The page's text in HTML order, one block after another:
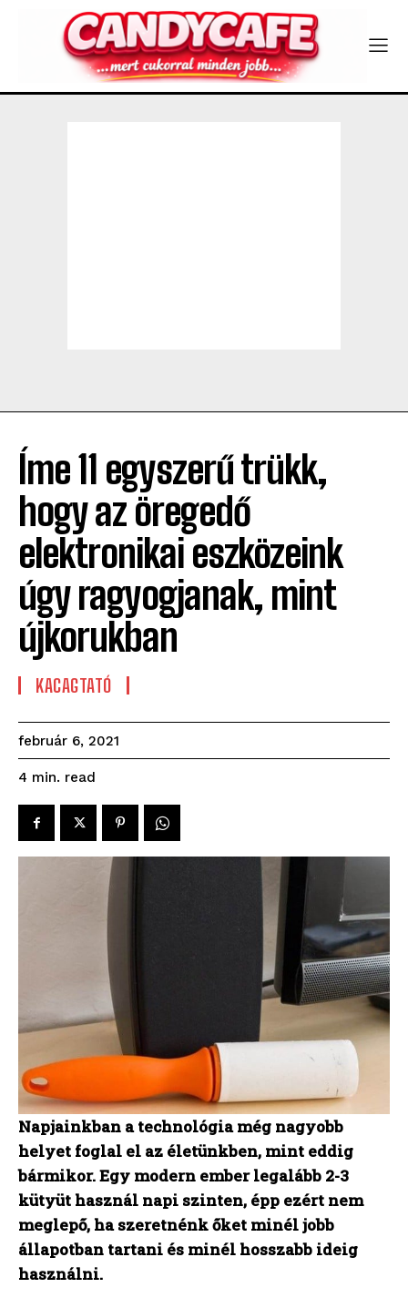
Íme 11 egyszerű trükk,
hogy az öregedő
elektronikai eszközeink
úgy ragyogjanak, mint
újkorukban
KACAGTATÓ
február 6, 2021
4 min. read
Napjainkban a technológia még nagyobb
helyet foglal el az életünkben, mint eddig
bármikor. Egy modern ember legalább 2-3
kütyüt használ napi szinten, épp ezért nem
meglepő, ha szeretnénk őket minél jobb
állapotban tartani és minél hosszabb ideig
használni.